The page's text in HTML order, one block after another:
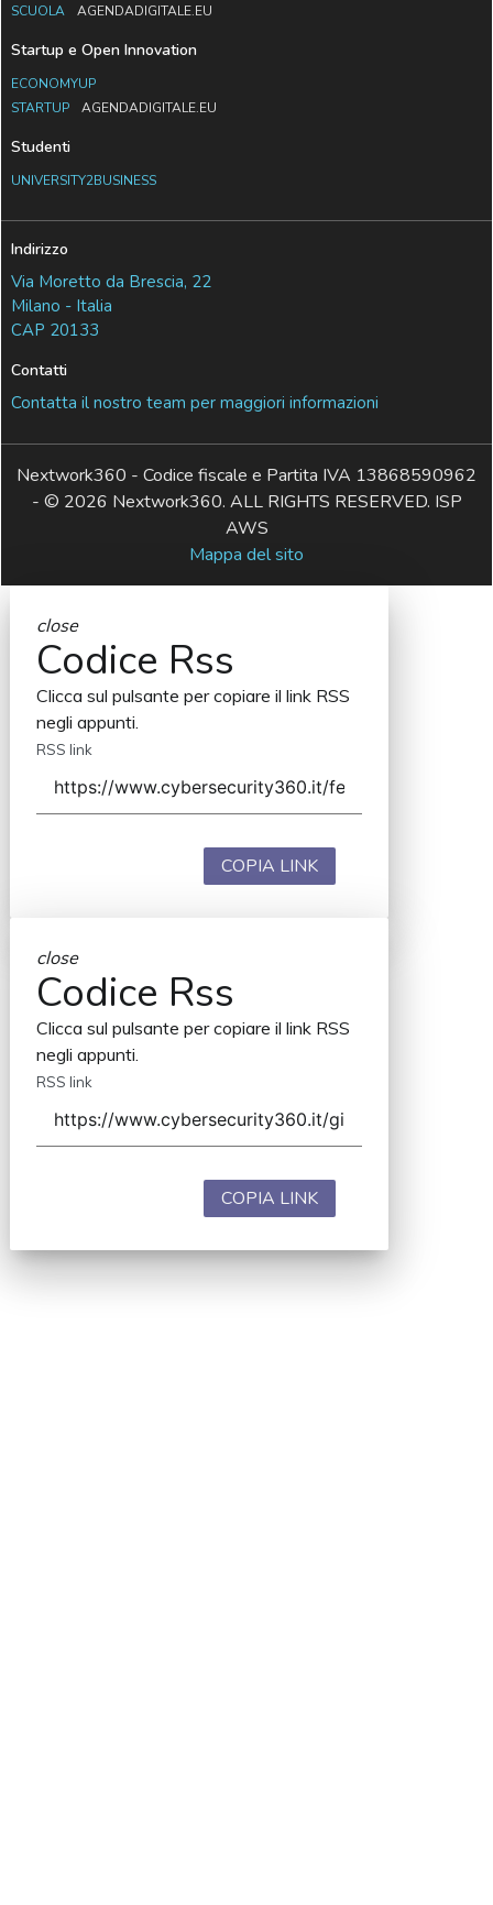
SCUOLA
AGENDADIGITALE.EU
Startup e Open Innovation
ECONOMYUP
STARTUP
AGENDADIGITALE.EU
Studenti
UNIVERSITY2BUSINESS
Indirizzo
Via Moretto da Brescia, 22
Milano - Italia
CAP 20133
Contatti
Contatta il nostro team per maggiori informazioni
Nextwork360 - Codice fiscale e Partita IVA 13868590962
- © 2026 Nextwork360. ALL RIGHTS RESERVED. ISP
AWS
Mappa del sito
close
Codice Rss
Clicca sul pulsante per copiare il link RSS
negli appunti.
RSS link
COPIA LINK
close
Codice Rss
Clicca sul pulsante per copiare il link RSS
negli appunti.
RSS link
COPIA LINK